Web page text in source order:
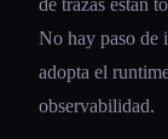
de trazas están
No hay paso de
adopta el
observabilidad.